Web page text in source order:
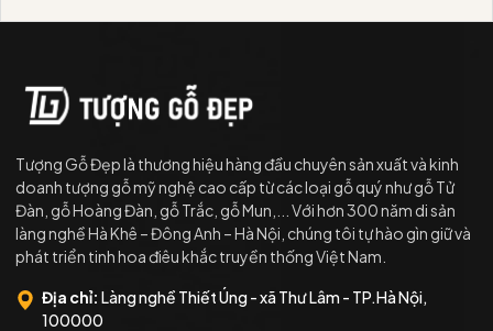
Tượng Gỗ Đẹp là thương hiệu hàng đầu chuyên sản xuất và kinh
doanh tượng gỗ mỹ nghệ cao cấp từ các loại gỗ quý như gỗ Tử
Đàn, gỗ Hoàng Đàn, gỗ Trắc, gỗ Mun,... Với hơn 300 năm di sản
làng nghề Hà Khê – Đông Anh – Hà Nội, chúng tôi tự hào gìn giữ và
phát triển tinh hoa điêu khắc truyền thống Việt Nam.
Địa chỉ: Làng nghề Thiết Úng - xã Thư Lâm - TP.Hà Nội,
100000